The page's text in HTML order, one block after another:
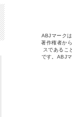
ABJマーク
著作権者か
スであるこ
です。ABJ